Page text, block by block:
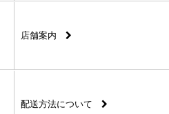
店舗案内
配送方法について